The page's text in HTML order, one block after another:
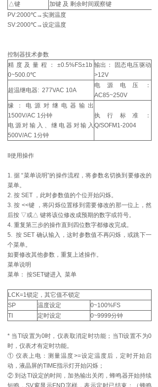
△键
加键 及 剩余时间观察键
PV:2000℃→实测温度
SV:2000℃→设定温度
控制器技术参数
精度及量程：±0.5%FS±1b
0~500.0℃
输出： 固态电压驱动
>12V
超温继电器: 277VAC 10A
电源电压：
AC85~250V
缘：电源对继电器输出
1500V/AC 1分钟
电源对输入、继电器对输入
500V/AC 1分钟
执行标准：
Q/SOFM1-2004
II使用操作
1. 据 “菜单说明”的操作流程，将参数名切换到要修改的
菜单。
2. 按 SET ，此时参数值的个位开始闪烁。
3. 按 <<键 ，将闪烁位置移到需要修改的那一位上，然
后按 ▽或△ 键将该位修改成预期的数字或符号。
4. 重复第三步的操作直到四位数字都修改完成。
5. 按 SET 确认输入，这时参数值不再闪烁，或跳下一
个菜单。
如要修改其他参数，重复上述操作。
菜单说明
菜单： 按SET键进入 菜单
LCK=1锁定，其它值不锁定
SP
温度设定
0~100%FS
TI
定时设定 0~9999分钟
* 当TI设置为0时，仪表取消定时功能；当TI设置不为0
时，仪表才有定时功能。
① 仪表上电：测量温度>=设定温度后，定时开始启
动，液晶屏的TIME指示灯开始闪烁；
② 到达TI设定的时间，加热输出关闭，蜂鸣器开始持续
短鸣，SV窗显示END字样，表示定时已结束；（蜂鸣